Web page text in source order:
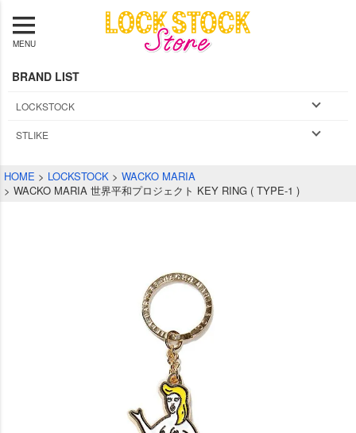
MENU
BRAND LIST
LOCKSTOCK
STLIKE
HOME LOCKSTOCK
WACKO MARIA
WACKO MARIA 世界平和プロジェクト KEY RING ( TYPE-1 )